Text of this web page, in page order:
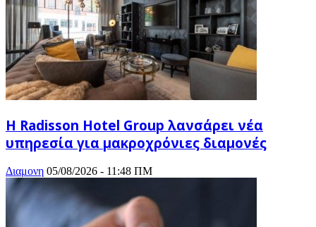
Η Radisson Hotel Group λανσάρει νέα
υπηρεσία για μακροχρόνιες διαμονές
Διαμονη 05/08/2026 - 11:48 ΠΜ